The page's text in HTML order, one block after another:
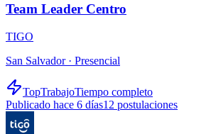
Team Leader Centro
TIGO
San Salvador · Presencial
TopTrabajoTiempo completo
Publicado hace 6 días12 postulaciones